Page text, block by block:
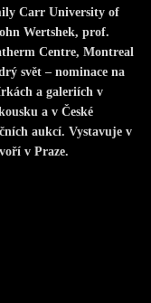
Carr University of
Wertshek, prof.
Centre, Montreal
svět – nominace na
a galeriích v
a v České
aukcí. Vystavuje v
v Praze.